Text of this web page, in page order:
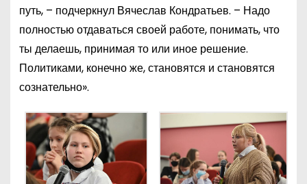
путь, – подчеркнул Вячеслав Кондратьев. – Надо
полностью отдаваться своей работе, понимать, что
ты делаешь, принимая то или иное решение.
Политиками, конечно же, становятся и становятся
сознательно».